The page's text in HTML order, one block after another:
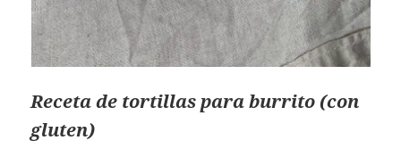
Receta de tortillas para burrito (con
gluten)